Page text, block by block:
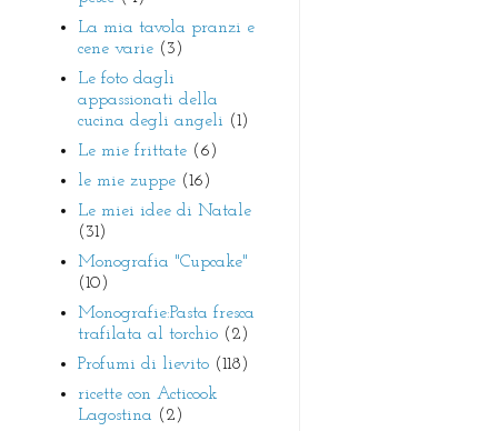
La mia tavola pranzi e
cene varie (3)
Le foto dagli
appassionati della
cucina degli angeli (1)
Le mie frittate (6)
le mie zuppe (16)
Le miei idee di Natale
(31)
Monografia "Cupcake"
(10)
Monografie:Pasta fresca
trafilata al torchio (2)
Profumi di lievito (118)
ricette con Acticook
Lagostina (2)